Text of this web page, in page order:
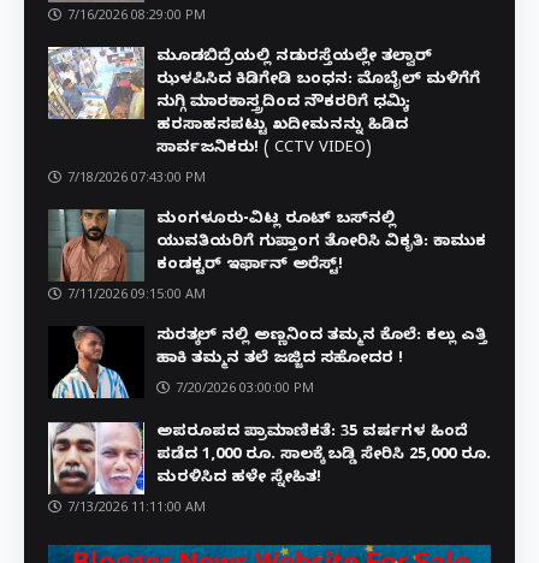
7/16/2026 08:29:00 PM
ಮೂಡಬಿದ್ರೆಯಲ್ಲಿ ನಡುರಸ್ತೆಯಲ್ಲೇ ತಲ್ವಾರ್
ಝಳಪಿಸಿದ ಕಿಡಿಗೇಡಿ ಬಂಧನ: ಮೊಬೈಲ್ ಮಳಿಗೆಗೆ
ನುಗ್ಗಿ ಮಾರಕಾಸ್ತ್ರದಿಂದ ನೌಕರರಿಗೆ ಧಮ್ಕಿ;
ಹರಸಾಹಸಪಟ್ಟು ಖದೀಮನನ್ನು ಹಿಡಿದ
ಸಾರ್ವಜನಿಕರು! ( CCTV VIDEO)
7/18/2026 07:43:00 PM
ಮಂಗಳೂರು-ವಿಟ್ಲ ರೂಟ್ ಬಸ್‌ನಲ್ಲಿ
ಯುವತಿಯರಿಗೆ ಗುಪ್ತಾಂಗ ತೋರಿಸಿ ವಿಕೃತಿ: ಕಾಮುಕ
ಕಂಡಕ್ಟರ್ ಇರ್ಫಾನ್ ಅರೆಸ್ಟ್!
7/11/2026 09:15:00 AM
ಸುರತ್ಕಲ್ ನಲ್ಲಿ ಅಣ್ಣನಿಂದ ತಮ್ಮನ ಕೊಲೆ: ಕಲ್ಲು ಎತ್ತಿ
ಹಾಕಿ ತಮ್ಮನ ತಲೆ ಜಜ್ಜಿದ ಸಹೋದರ !
7/20/2026 03:00:00 PM
ಅಪರೂಪದ ಪ್ರಾಮಾಣಿಕತೆ: 35 ವರ್ಷಗಳ ಹಿಂದೆ
ಪಡೆದ 1,000 ರೂ. ಸಾಲಕ್ಕೆ ಬಡ್ಡಿ ಸೇರಿಸಿ 25,000 ರೂ.
ಮರಳಿಸಿದ ಹಳೇ ಸ್ನೇಹಿತ!
7/13/2026 11:11:00 AM